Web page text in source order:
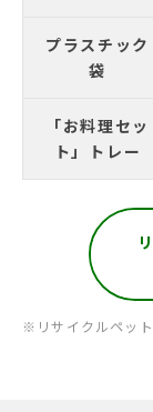
プラスチック
袋
「お料理セッ
ト」トレー
※リサイクルペッ